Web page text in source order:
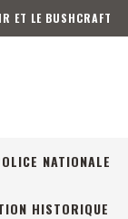
ET LE BUSHCRAFT
NATIONALE
HISTORIQUE